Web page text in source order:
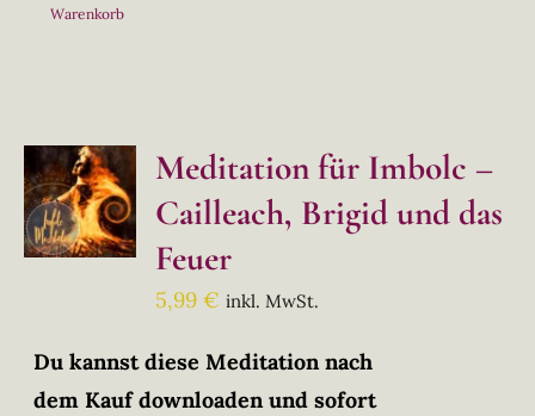
Warenkorb
Meditation für Imbolc –
Cailleach, Brigid und das
Feuer
5,99€ inkl. MwSt.
Du kannst diese Meditation nach
dem Kauf downloaden und sofort